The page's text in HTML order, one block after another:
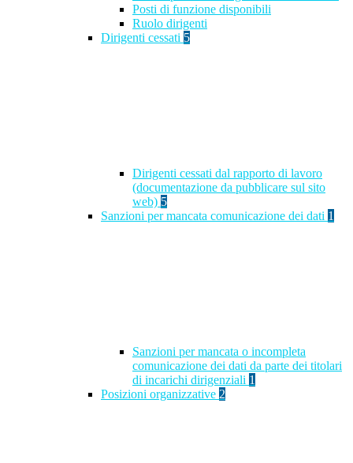
Posti di funzione disponibili
Ruolo dirigenti
Dirigenti cessati 5
Dirigenti cessati dal rapporto di lavoro
(documentazione da pubblicare sul sito
web) 5
Sanzioni per mancata comunicazione dei dati 1
Sanzioni per mancata o incompleta
comunicazione dei dati da parte dei titolari
di incarichi dirigenziali 1
Posizioni organizzative 2